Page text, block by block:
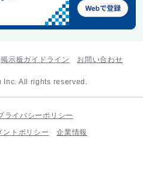
掲示板ガイドライン お問い合わせ
All rights reserved.
ライバシーポリシー
ントポリシー
企業情報